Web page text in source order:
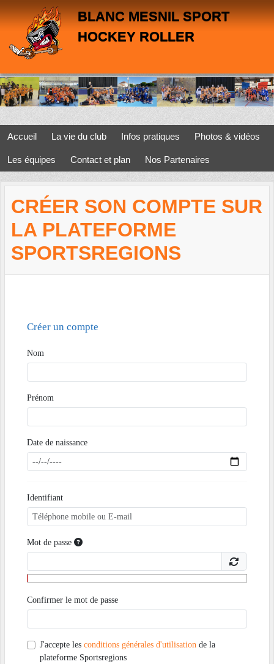
BLANC MESNIL SPORT
HOCKEY ROLLER
Accueil La vie du club Infos pratiques Photos & vidéos
Les équipes Contact et plan Nos Partenaires
CRÉER SON COMPTE SUR
LA PLATEFORME
SPORTSREGIONS
Créer un compte
Nom
Prénom
Date de naissance
Identifiant
Mot de passe
Confirmer le mot de passe
J'accepte les conditions générales d'utilisation de la
plateforme Sportsregions
Panneau de gestion des cookies